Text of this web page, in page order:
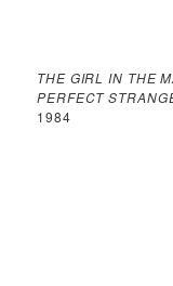
THE GIRL IN THE
PERFECT
1984